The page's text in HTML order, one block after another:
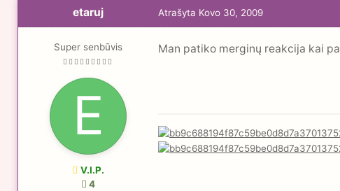
etaruj
Super senbūvis
V.I.P.
4
Atrašyta Kovo 30, 2009
Man patiko merginų reakcija kai